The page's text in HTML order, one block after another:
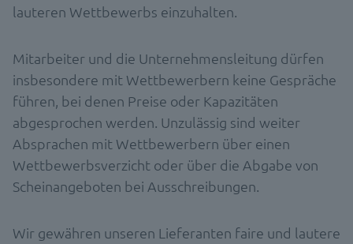
lauteren Wettbewerbs einzuhalten.
Mitarbeiter und die Unternehmensleitung dürfen
insbesondere mit Wettbewerbern keine Gespräche
führen, bei denen Preise oder Kapazitäten
abgesprochen werden. Unzulässig sind weiter
Absprachen mit Wettbewerbern über einen
Wettbewerbsverzicht oder über die Abgabe von
Scheinangeboten bei Ausschreibungen.
Wir gewähren unseren Lieferanten faire und lautere